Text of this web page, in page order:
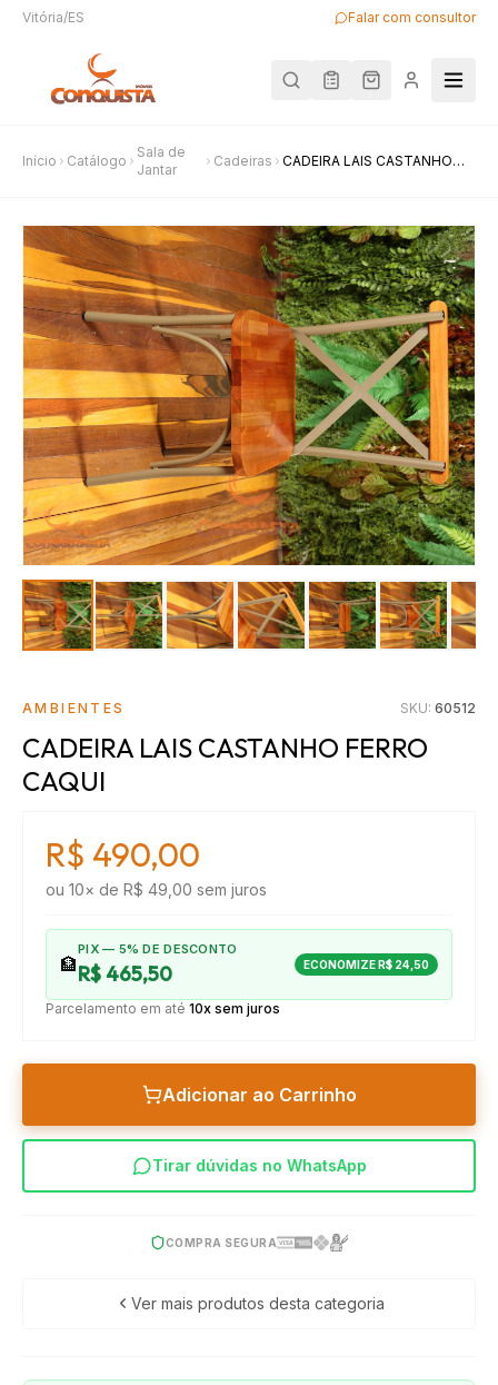
Vitória/ES Falar com consultor
Início Catálogo
Sala de
Jantar
Cadeiras
CADEIRA LAIS CASTANHO
AMBIENTES SKU: 60512
CADEIRA LAIS CASTANHO FERRO
CAQUI
R$ 490,00
ou 10× de R$ 49,00 sem juros
🏦
PIX — 5% DE DESCONTO
R$ 465,50 ECONOMIZER$ 24,50
Parcelamento em até 10x sem juros
Adicionar ao Carrinho
Tirar dúvidas no WhatsApp
COMPRA SEGURA
Ver mais produtos desta categoria